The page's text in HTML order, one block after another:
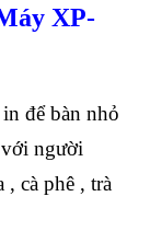
XP-
để bàn nhỏ
người
, cà phê , trà